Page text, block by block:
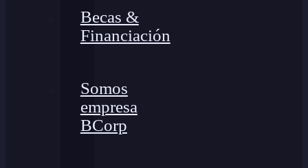
Becas &
Financiación
Somos
empresa
BCorp